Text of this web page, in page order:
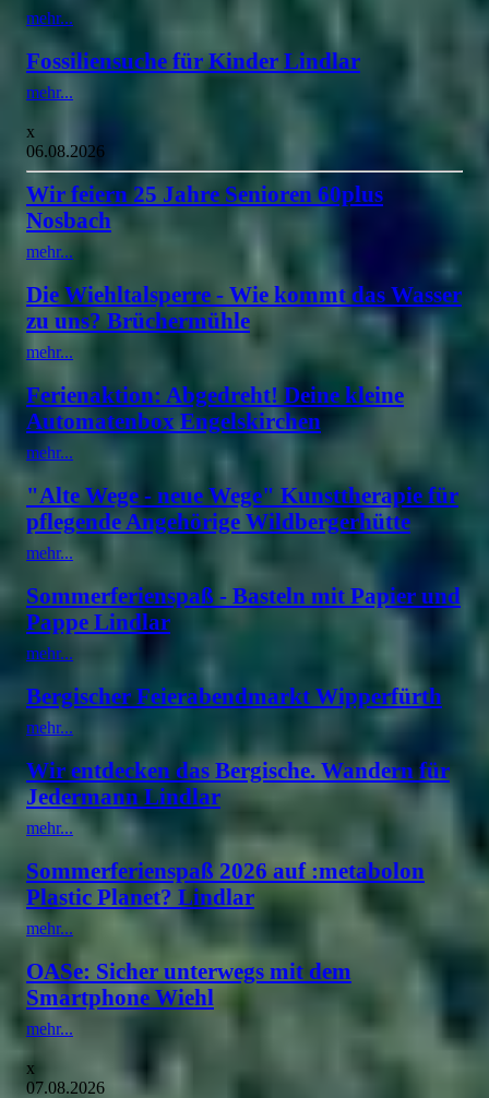
mehr...
Fossiliensuche für Kinder Lindlar
mehr...
x
06.08.2026
Wir feiern 25 Jahre Senioren 60plus
Nosbach
mehr...
Die Wiehltalsperre - Wie kommt das Wasser
zu uns? Brüchermühle
mehr...
Ferienaktion: Abgedreht! Deine kleine
Automatenbox Engelskirchen
mehr...
"Alte Wege - neue Wege" Kunsttherapie für
pflegende Angehörige Wildbergerhütte
mehr...
Sommerferienspaß - Basteln mit Papier und
Pappe Lindlar
mehr...
Bergischer Feierabendmarkt Wipperfürth
mehr...
Wir entdecken das Bergische. Wandern für
Jedermann Lindlar
mehr...
Sommerferienspaß 2026 auf :metabolon
Plastic Planet? Lindlar
mehr...
OASe: Sicher unterwegs mit dem
Smartphone Wiehl
mehr...
x
07.08.2026